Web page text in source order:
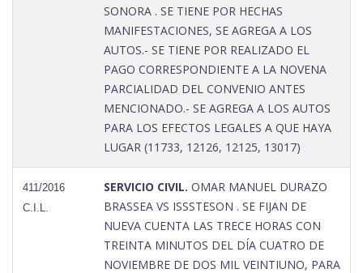
SONORA . SE TIENE POR HECHAS
MANIFESTACIONES, SE AGREGA A LOS
AUTOS.- SE TIENE POR REALIZADO EL
PAGO CORRESPONDIENTE A LA NOVENA
PARCIALIDAD DEL CONVENIO ANTES
MENCIONADO.- SE AGREGA A LOS AUTOS
PARA LOS EFECTOS LEGALES A QUE HAYA
LUGAR (11733, 12126, 12125, 13017)
411/2016
C.I.L.
SERVICIO CIVIL. OMAR MANUEL DURAZO
BRASSEA VS ISSSTESON . SE FIJAN DE
NUEVA CUENTA LAS TRECE HORAS CON
TREINTA MINUTOS DEL DÍA CUATRO DE
NOVIEMBRE DE DOS MIL VEINTIUNO, PARA